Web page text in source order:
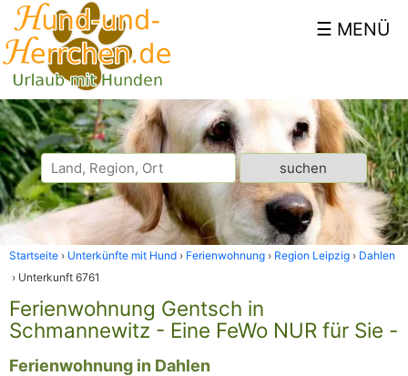
Startseite Unterkünfte mit Hund Ferienwohnung Region Leipzig
Dahlen
Unterkunft 6761
Ferienwohnung Gentsch in
Schmannewitz - Eine FeWo NUR für Sie -
Ferienwohnung in Dahlen